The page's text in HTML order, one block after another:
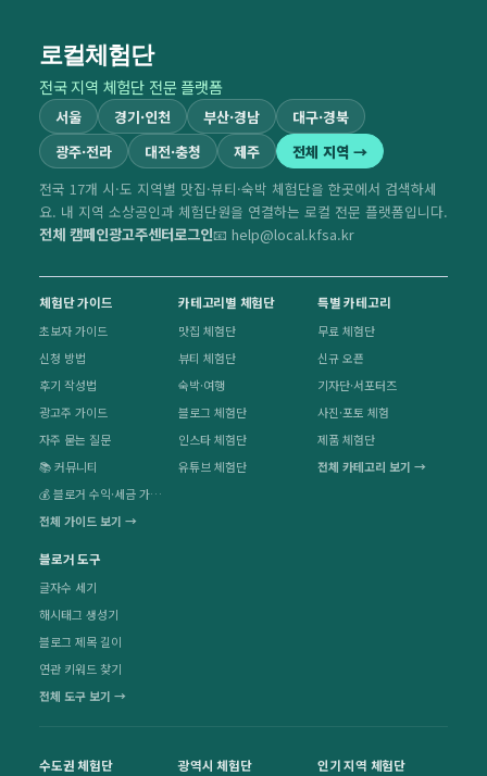
로컬체험단
전국 지역 체험단 전문 플랫폼
서울 경기·인천 부산·경남
대구·경북
광주·전라
대전·충청 제주
전체 지역 →
전국 17개 시·도 지역별 맛집·뷰티·숙박 체험단을 한곳에서 검색하세
요. 내 지역 소상공인과 체험단원을 연결하는 로컬 전문 플랫폼입니다.
전체 캠페인광고주센터로그인📧 help@local.kfsa.kr
체험단 가이드
초보자 가이드
신청 방법
후기 작성법
광고주 가이드
자주 묻는 질문
📚 커뮤니티
💰 블로거 수익·세금 가이드
전체 가이드 보기 →
카테고리별 체험단
맛집 체험단
뷰티 체험단
숙박·여행
블로그 체험단
인스타 체험단
유튜브 체험단
특별 카테고리
무료 체험단
신규 오픈
기자단·서포터즈
사진·포토 체험
제품 체험단
전체 카테고리 보기 →
블로거 도구
글자수 세기
해시태그 생성기
블로그 제목 길이
연관 키워드 찾기
전체 도구 보기 →
수도권 체험단
광역시 체험단
인기 지역 체험단